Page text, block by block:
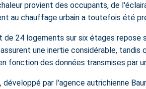
provient des occupants, de
au chauffage urbain a toutefois été
de 24 logements sur six étages repose
une inertie considérable,
fonction des données transmises par
par l'agence autrichienne